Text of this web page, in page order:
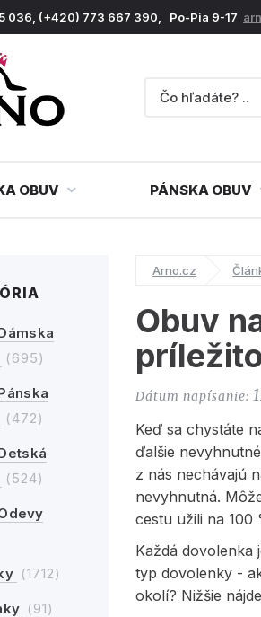
036, (+420) 773 667 390, Po-Pia 9-17
OBUV PÁNSKA OBUV
(695)
(472)
(524)
(1712)
(91)
Arno.cz
Obuv
Dátum napísanie:
Keď sa chystáte
ďalšie
z nás nechávajú
nevyhnutná.
cestu užili na 100
Každá dovolenka
typ dovolenky -
okolí? Nižšie